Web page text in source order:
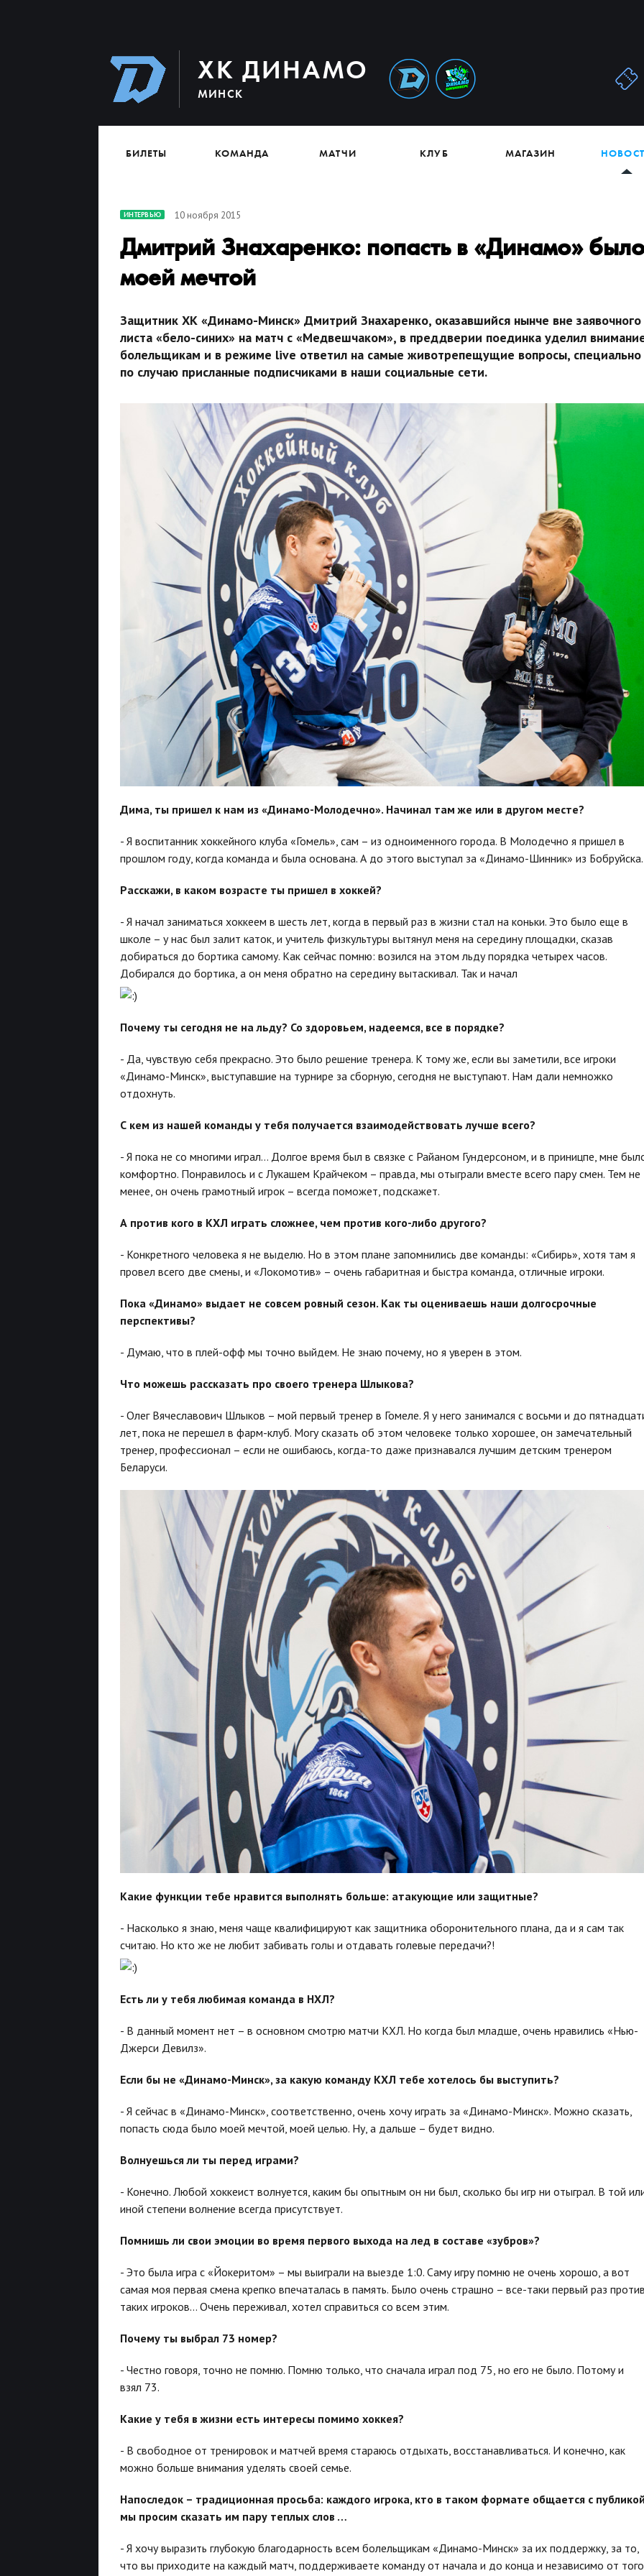
ХК ДИНАМО
МИНСК
БИЛЕТЫ КОМАНДА МАТЧИ КЛУБ МАГАЗИН
ИНТЕРВЬЮ 10 ноября 2015
Дмитрий Знахаренко: попасть в «Динамо» было
моей мечтой
Защитник ХК «Динамо-Минск» Дмитрий Знахаренко, оказавшийся нынче вне заявочного
листа «бело-синих» на матч с «Медвешчаком», в преддверии поединка уделил
болельщикам и в режиме live ответил на самые животрепещущие вопросы, специально
по случаю присланные подписчиками в наши социальные сети.
Дима, ты пришел к нам из «Динамо-Молодечно». Начинал там же или в другом месте?
- Я воспитанник хоккейного клуба «Гомель», сам – из одноименного города. В Молодечно я пришел в
прошлом году, когда команда и была основана. А до этого выступал за «Динамо-Шинник» из Бобруйска.
Расскажи, в каком возрасте ты пришел в хоккей?
- Я начал заниматься хоккеем в шесть лет, когда в первый раз в жизни стал на коньки. Это было еще в
школе – у нас был залит каток, и учитель физкультуры вытянул меня на середину площадки, сказав
добираться до бортика самому. Как сейчас помню: возился на этом льду порядка четырех часов.
Добирался до бортика, а он меня обратно на середину вытаскивал. Так и начал
Почему ты сегодня не на льду? Со здоровьем, надеемся, все в порядке?
- Да, чувствую себя прекрасно. Это было решение тренера. К тому же, если вы заметили, все игроки
«Динамо-Минск», выступавшие на турнире за сборную, сегодня не выступают. Нам дали немножко
отдохнуть.
С кем из нашей команды у тебя получается взаимодействовать лучше всего?
- Я пока не со многими играл… Долгое время был в связке с Райаном Гундерсоном, и в приницпе, мне
комфортно. Понравилось и с Лукашем Крайчеком – правда, мы отыграли вместе всего пару смен. Тем не
менее, он очень грамотный игрок – всегда поможет, подскажет.
А против кого в КХЛ играть сложнее, чем против кого-либо другого?
- Конкретного человека я не выделю. Но в этом плане запомнились две команды: «Сибирь», хотя там я
провел всего две смены, и «Локомотив» – очень габаритная и быстра команда, отличные игроки.
Пока «Динамо» выдает не совсем ровный сезон. Как ты оцениваешь наши долгосрочные
перспективы?
- Думаю, что в плей-офф мы точно выйдем. Не знаю почему, но я уверен в этом.
Что можешь рассказать про своего тренера Шлыкова?
- Олег Вячеславович Шлыков – мой первый тренер в Гомеле. Я у него занимался с восьми и до
лет, пока не перешел в фарм-клуб. Могу сказать об этом человеке только хорошее, он замечательный
тренер, профессионал – если не ошибаюсь, когда-то даже признавался лучшим детским тренером
Беларуси.
Какие функции тебе нравится выполнять больше: атакующие или защитные?
- Насколько я знаю, меня чаще квалифицируют как защитника оборонительного плана, да и я сам так
считаю. Но кто же не любит забивать голы и отдавать голевые передачи?!
Есть ли у тебя любимая команда в НХЛ?
- В данный момент нет – в основном смотрю матчи КХЛ. Но когда был младше, очень нравились «Нью-
Джерси Девилз».
Если бы не «Динамо-Минск», за какую команду КХЛ тебе хотелось бы выступить?
- Я сейчас в «Динамо-Минск», соответственно, очень хочу играть за «Динамо-Минск». Можно сказать,
попасть сюда было моей мечтой, моей целью. Ну, а дальше – будет видно.
Волнуешься ли ты перед играми?
- Конечно. Любой хоккеист волнуется, каким бы опытным он ни был, сколько бы игр ни отыграл. В той
иной степени волнение всегда присутствует.
Помнишь ли свои эмоции во время первого выхода на лед в составе «зубров»?
- Это была игра с «Йокеритом» – мы выиграли на выезде 1:0. Саму игру помню не очень хорошо, а вот
самая моя первая смена крепко впечаталась в память. Было очень страшно – все-таки первый раз
таких игроков… Очень переживал, хотел справиться со всем этим.
Почему ты выбрал 73 номер?
- Честно говоря, точно не помню. Помню только, что сначала играл под 75, но его не было. Потому и
взял 73.
Какие у тебя в жизни есть интересы помимо хоккея?
- В свободное от тренировок и матчей время стараюсь отдыхать, восстанавливаться. И конечно, как
можно больше внимания уделять своей семье.
Напоследок – традиционная просьба: каждого игрока, кто в таком формате общается с
мы просим сказать им пару теплых слов …
- Я хочу выразить глубокую благодарность всем болельщикам «Динамо-Минск» за их поддержку, за то,
что вы приходите на каждый матч, поддерживаете команду от начала и до конца и независимо от